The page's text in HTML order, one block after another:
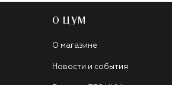
О ЦУМ
О магазине
Новости и события